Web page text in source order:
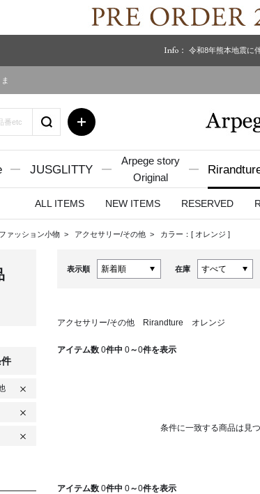
Info： 令和8年熊本地震に
JUSGLITTY
Arpege story
Original
ALL ITEMS NEW ITEMS RESERVED
ファッション小物 アクセサリー/その他 カラー：[ オレンジ ]
表示順 在庫
アクセサリー/その他 Rirandture オレンジ
アイテム数 0件中 0～0件を表示
条件に一致する商品は見
アイテム数 0件中 0～0件を表示